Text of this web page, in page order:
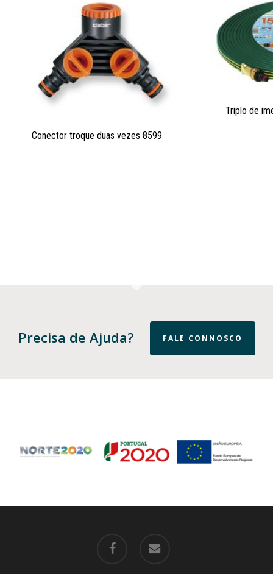
Conector troque duas vezes 8599
Triplo de
Precisa de Ajuda? FALE CONNOSCO
facebook